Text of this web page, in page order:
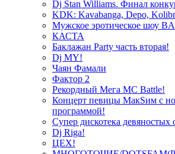
Dj Stan Williams. Финал
KDK: Kavabanga, Depo,
Мужское эротическое шоу
КАСТА
Баклажан Party часть вторая!
Dj MY!
Чаян Фамали
Фактор 2
Рекордный Мега МС Battle!
Концерт певицы МакSим с
программой!
Супер дискотека девяностых
Dj Riga!
ЦЕХ!